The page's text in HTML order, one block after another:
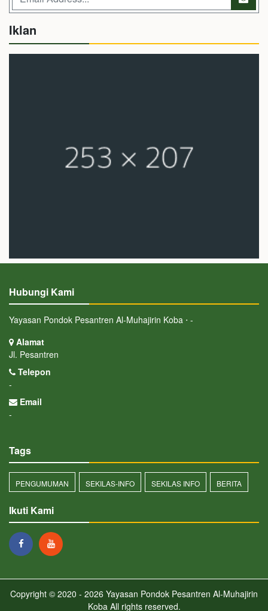
Iklan
Hubungi Kami
Yayasan Pondok Pesantren Al-Muhajirin Koba ⋅ -
Alamat
Jl. Pesantren
Telepon
-
Email
-
Tags
PENGUMUMAN SEKILAS-INFO SEKILAS INFO BERITA
Ikuti Kami
Copyright © 2020 - 2026 Yayasan Pondok Pesantren Al-Muhajirin
Koba All rights reserved.